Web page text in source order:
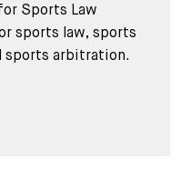
Sports Law
sports law, sports
sports arbitration.